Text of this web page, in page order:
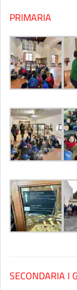
PRIMARIA
SECONDARIA I